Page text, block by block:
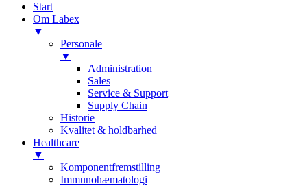
Start
Om Labex
▼
Personale
▼
Administration
Sales
Service & Support
Supply Chain
Historie
Kvalitet & holdbarhed
Healthcare
▼
Komponentfremstilling
Immunohæmatologi